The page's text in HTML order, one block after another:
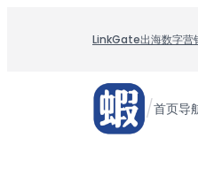
LinkGate出海数字营
/首页导